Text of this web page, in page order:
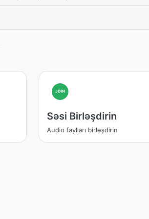
JOIN
Səsi Birləşdirin
Audio faylları birləşdirin